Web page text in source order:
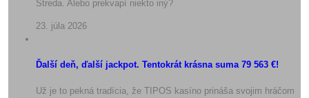
Streda. Alebo prekvapí niekto iný?
23. júla 2026
Ďalší deň, ďalší jackpot. Tentokrát krásna suma 79 563 €!
Už je to pekná tradícia, že TIPOS kasíno prináša svojim hráčom